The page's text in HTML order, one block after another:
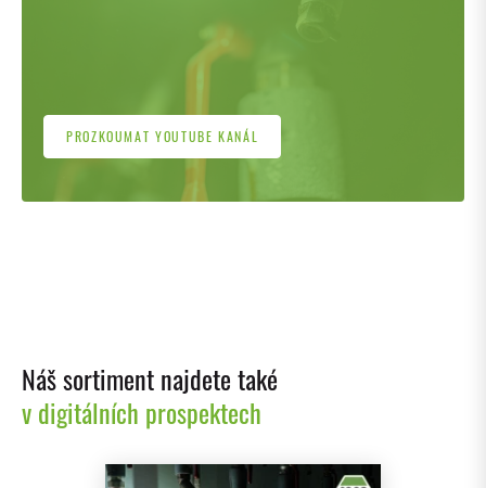
PROZKOUMAT YOUTUBE KANÁL
Náš sortiment najdete také
v digitálních prospektech